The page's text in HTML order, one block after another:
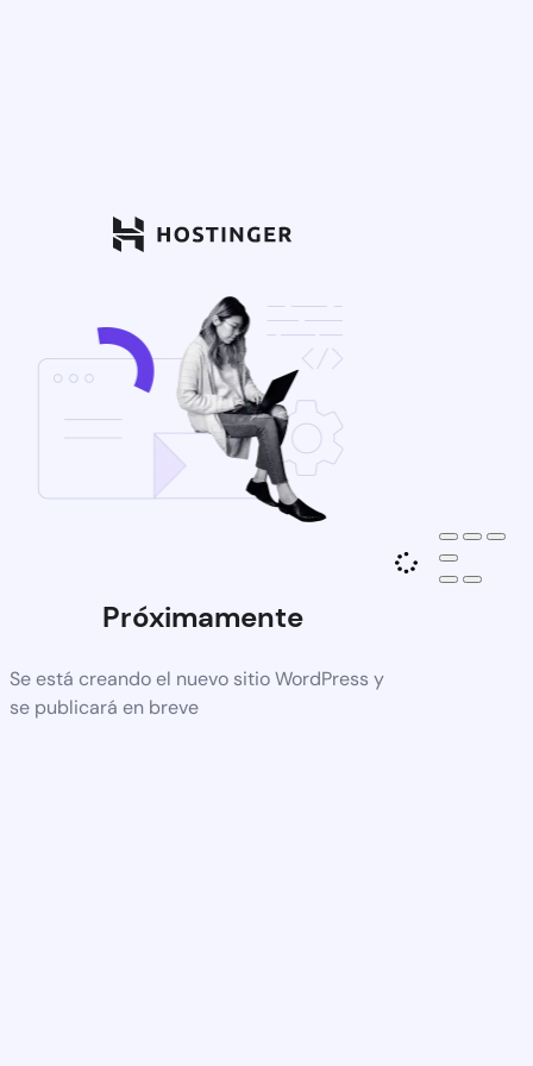
Próximamente
Se está creando el nuevo sitio WordPress y
se publicará en breve